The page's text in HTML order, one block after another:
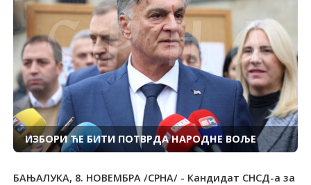
ИЗБОРИ ЋЕ БИТИ ПОТВРДА НАРОДНЕ ВОЉЕ
БАЊАЛУКА, 8. НОВЕМБРА /СРНА/ - Кандидат СНСД-а за